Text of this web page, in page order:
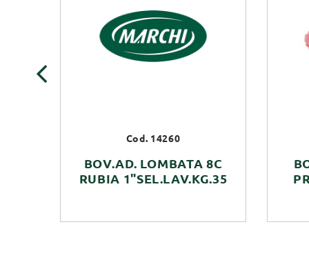
Cod. 14260
BOV.AD. LOMBATA 8C
RUBIA 1"SEL.LAV.KG.35